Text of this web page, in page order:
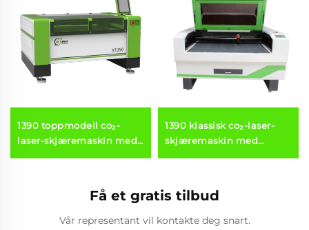
1390 toppmodell co₂-
laser-skjæremaskin med
1390 klassisk co₂-laser-
skjæremaskin med
Få et gratis tilbud
Vår representant vil kontakte deg snart.